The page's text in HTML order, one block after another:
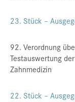
23. Stück –
92. Verordnung
Testauswertung
Zahnmedizin
22. Stück –